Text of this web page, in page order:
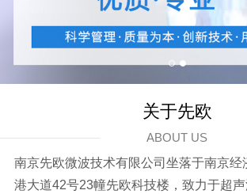
关于先欧
ABOUT US
南京先欧微波技术有限公司坐落于南京经
港大道42号23幢先欧科技楼，致力于超